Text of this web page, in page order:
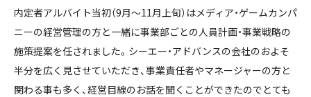
内定者アルバイト当初（9月〜11月上旬）はメディア・ゲームカンパ
ニーの経営管理の方と一緒に事業部ごとの人員計画・事業戦略の
施策提案を任されました。シーエー・アドバンスの会社のおよそ
半分を広く見させていただき、事業責任者やマネージャーの方と
関わる事も多く、経営目線のお話を聞くことができたのでとても